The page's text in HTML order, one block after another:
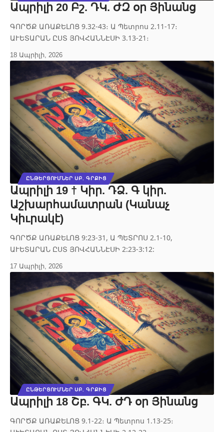
Ապրիլի 20 Բշ. ԴԿ. ԺԶ օր Յինանց
ԳՈՐԾՔ ԱՌԱՔԵԼՈՑ 9.32‐43։ Ա Պետրոս 2.11‐17։
ԱՒԵՏԱՐԱՆ ԸՍՏ ՅՈՎՀԱՆՆԷՍԻ 3.13‐21։
18 Ապրիլի, 2026
ԸՆԹԵՐՑՈՒՄՆԵՐ ՍԲ. ԳՐՔԻՑ
Ապրիլի 19 † Կիր. ԴՁ. Գ կիր.
Աշխարհամատրան (Կանաչ
Կիւրակէ)
ԳՈՐԾՔ ԱՌԱՔԵԼՈՑ 9:23-31, Ա ՊԵՏՐՈՍ 2.1-10,
ԱՒԵՏԱՐԱՆ ԸՍՏ ՅՈՎՀԱՆՆԷՍԻ 2:23-3:12:
17 Ապրիլի, 2026
ԸՆԹԵՐՑՈՒՄՆԵՐ ՍԲ. ԳՐՔԻՑ
Ապրիլի 18 Շբ. ԳԿ. ԺԴ օր Յինանց
ԳՈՐԾՔ ԱՌԱՔԵԼՈՑ 9.1-22։ Ա Պետրոս 1.13-25։